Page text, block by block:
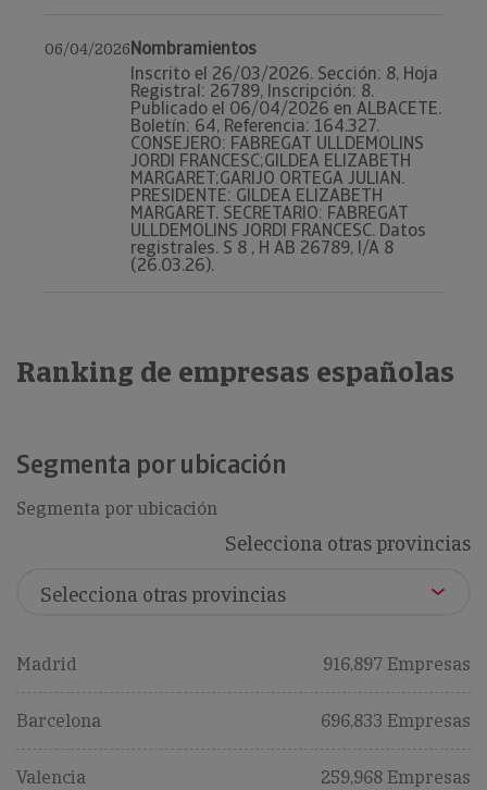
06/04/2026Nombramientos
Inscrito el 26/03/2026. Sección: 8, Hoja
Registral: 26789, Inscripción: 8.
Publicado el 06/04/2026 en ALBACETE.
Boletín: 64, Referencia: 164.327.
CONSEJERO: FABREGAT ULLDEMOLINS
JORDI FRANCESC;GILDEA ELIZABETH
MARGARET;GARIJO ORTEGA JULIAN.
PRESIDENTE: GILDEA ELIZABETH
MARGARET. SECRETARIO: FABREGAT
ULLDEMOLINS JORDI FRANCESC. Datos
registrales. S 8 , H AB 26789, I/A 8
(26.03.26).
Ranking de empresas españolas
Segmenta por ubicación
Segmenta por ubicación
Selecciona otras provincias
Madrid 916,897 Empresas
Barcelona 696,833 Empresas
Valencia 259,968 Empresas